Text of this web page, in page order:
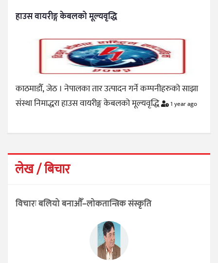
हाउस वायरीङ्ग केबलको मूल्यवृद्धि
काठमाडौँ, जेठ । नेपालका तार उत्पादन गर्ने कम्पनीहरुको साझा
संस्था निमाद्धरा हाउस वायरीङ्ग केबलको मूल्यवृद्धि
1 year ago
लेख / बिचार
विचारः बलियो बनाऔँ–लोकतान्त्रिक संस्कृति